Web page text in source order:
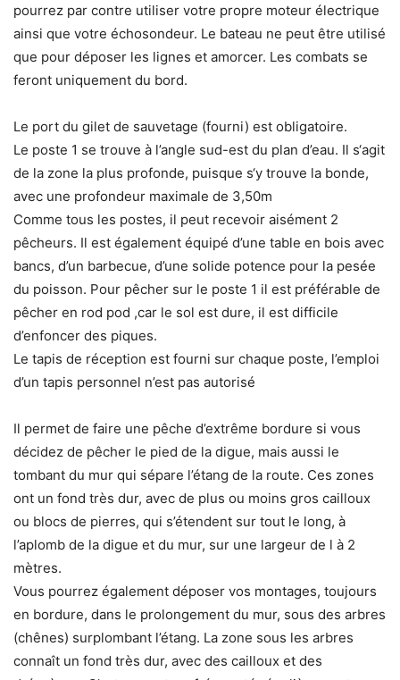
pourrez par contre utiliser votre propre moteur électrique
ainsi que votre échosondeur. Le bateau ne peut être utilisé
que pour déposer les lignes et amorcer. Les combats se
feront uniquement du bord.
Le port du gilet de sauvetage (fourni) est obligatoire.
Le poste 1 se trouve à l’angle sud-est du plan d’eau. Il s‘agit
de la zone la plus profonde, puisque s‘y trouve la bonde,
avec une profondeur maximale de 3,50m
Comme tous les postes, il peut recevoir aisément 2
pêcheurs. Il est également équipé d’une table en bois avec
bancs, d’un barbecue, d’une solide potence pour la pesée
du poisson. Pour pêcher sur le poste 1 il est préférable de
pêcher en rod pod ,car le sol est dure, il est difficile
d’enfoncer des piques.
Le tapis de réception est fourni sur chaque poste, l’emploi
d’un tapis personnel n’est pas autorisé
Il permet de faire une pêche d’extrême bordure si vous
décidez de pêcher le pied de la digue, mais aussi le
tombant du mur qui sépare l’étang de la route. Ces zones
ont un fond très dur, avec de plus ou moins gros cailloux
ou blocs de pierres, qui s’étendent sur tout le long, à
l’aplomb de la digue et du mur, sur une largeur de l à 2
mètres.
Vous pourrez également déposer vos montages, toujours
en bordure, dans le prolongement du mur, sous des arbres
(chênes) surplombant l’étang. La zone sous les arbres
connaît un fond très dur, avec des cailloux et des